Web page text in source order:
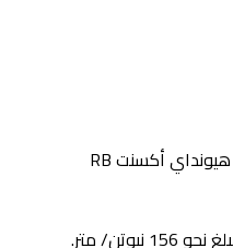
لقد انطلقت هذه السيارة بمواصفات وإمكانيات مثالية تمنحك تجربة قيادة آمنة وأداء استثنائي وإليكم أهم ما تتمتع به هيونداي أكسنت RB